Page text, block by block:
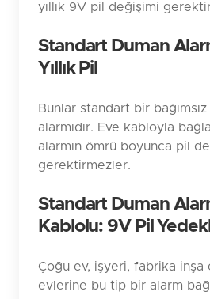
yıllık 9V pil değişimi
Standart Duman
Yıllık Pil
Bunlar standart bir
alarmıdır. Eve kabloyla
alarmın ömrü boyunca pil
gerektirmezler.
Standart Duman
Kablolu: 9V Pil
Çoğu ev, işyeri, fabrika inşa
evlerine bu tip bir alarm